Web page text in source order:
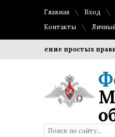
Главная Вход
Контакты
Соблюдение простых правил